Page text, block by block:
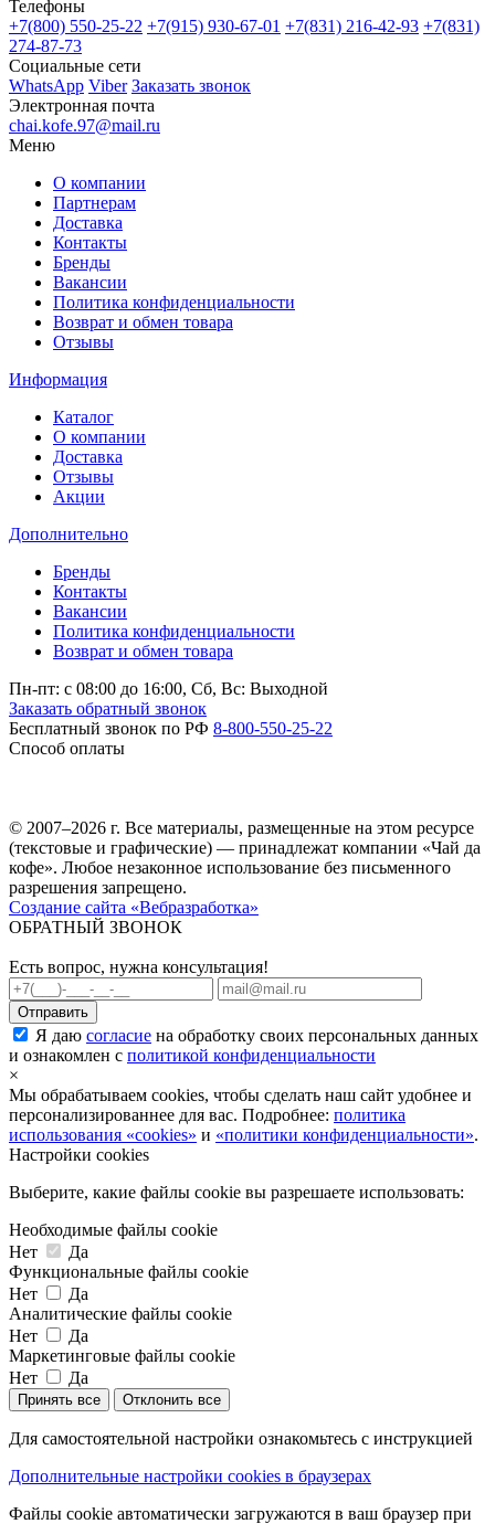
Телефоны
+7(800) 550-25-22 +7(915) 930-67-01 +7(831) 216-42-93 +7(831)
274-87-73
Социальные сети
WhatsApp Viber Заказать звонок
Электронная почта
chai.kofe.97@mail.ru
Меню
О компании
Партнерам
Доставка
Контакты
Бренды
Вакансии
Политика конфиденциальности
Возврат и обмен товара
Отзывы
Информация
Каталог
О компании
Доставка
Отзывы
Акции
Дополнительно
Бренды
Контакты
Вакансии
Политика конфиденциальности
Возврат и обмен товара
Пн-пт: c 08:00 до 16:00, Сб, Вс: Выходной
Заказать обратный звонок
Бесплатный звонок по РФ 8-800-550-25-22
Способ оплаты
© 2007–2026 г. Все материалы, размещенные на этом ресурсе
(текстовые и графические) — принадлежат компании «Чай да
кофе». Любое незаконное использование без письменного
разрешения запрещено.
Создание сайта «Вебразработка»
ОБРАТНЫЙ ЗВОНОК
Есть вопрос, нужна консультация!
Я даю согласие на обработку своих персональных данных
и ознакомлен с политикой конфиденциальности
×
Мы обрабатываем cookies, чтобы сделать наш сайт удобнее и
персонализированнее для вас. Подробнее: политика
использования «cookies» и «политики конфиденциальности».
Настройки cookies
Выберите, какие файлы cookie вы разрешаете использовать:
Необходимые файлы cookie
Нет
Да
Функциональные файлы cookie
Нет
Да
Аналитические файлы cookie
Нет
Да
Маркетинговые файлы cookie
Нет
Да
Принять все Отклонить все
Для самостоятельной настройки ознакомьтесь с инструкцией
Дополнительные настройки cookies в браузерах
Файлы cookie автоматически загружаются в ваш браузер при